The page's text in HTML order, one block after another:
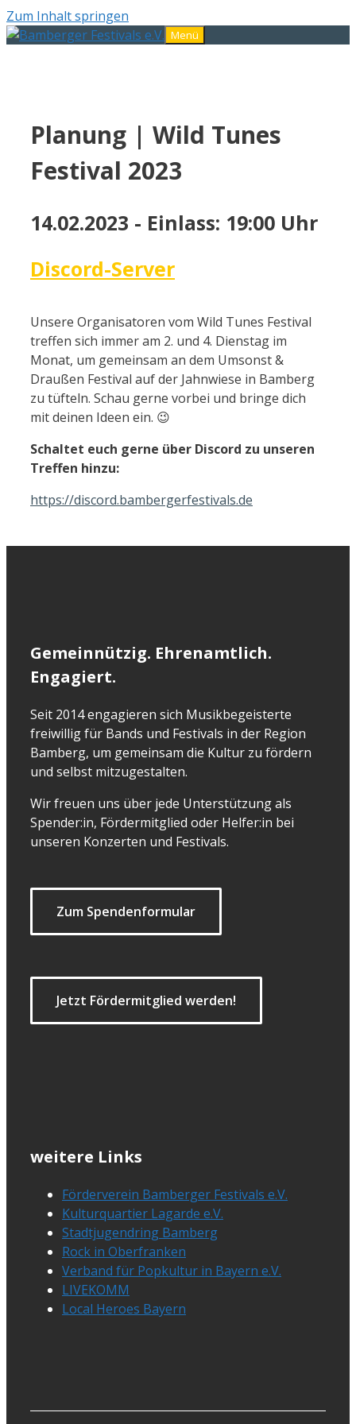
Zum Inhalt springen
Menü
Planung | Wild Tunes
Festival 2023
14.02.2023 - Einlass: 19:00 Uhr
Discord-Server
Unsere Organisatoren vom Wild Tunes Festival
treffen sich immer am 2. und 4. Dienstag im
Monat, um gemeinsam an dem Umsonst &
Draußen Festival auf der Jahnwiese in Bamberg
zu tüfteln. Schau gerne vorbei und bringe dich
mit deinen Ideen ein. 😉
Schaltet euch gerne über Discord zu unseren
Treffen hinzu:
https://discord.bambergerfestivals.de
Gemeinnützig. Ehrenamtlich.
Engagiert.
Seit 2014 engagieren sich Musikbegeisterte
freiwillig für Bands und Festivals in der Region
Bamberg, um gemeinsam die Kultur zu fördern
und selbst mitzugestalten.
Wir freuen uns über jede Unterstützung als
Spender:in, Fördermitglied oder Helfer:in bei
unseren Konzerten und Festivals.
Zum Spendenformular
Jetzt Fördermitglied werden!
weitere Links
Förderverein Bamberger Festivals e.V.
Kulturquartier Lagarde e.V.
Stadtjugendring Bamberg
Rock in Oberfranken
Verband für Popkultur in Bayern e.V.
LIVEKOMM
Local Heroes Bayern